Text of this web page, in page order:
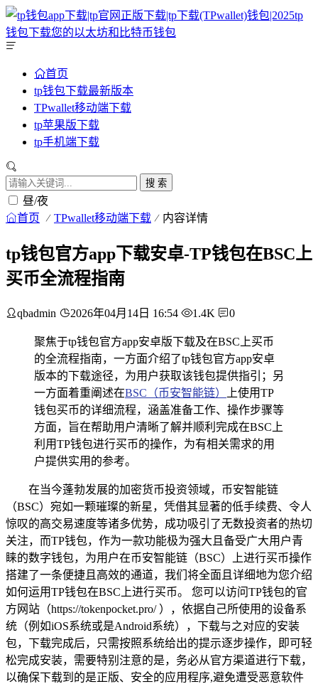
首页
tp钱包下载最新版本
TPwallet移动端下载
tp苹果版下载
tp手机端下载
搜 索
昼/夜
首页 TPwallet移动端下载 内容详情
tp钱包官方app下载安卓-TP钱包在BSC上
买币全流程指南
qbadmin 2026年04月14日 16:54 1.4K 0
聚焦于tp钱包官方app安卓版下载及在BSC上买币
的全流程指南，一方面介绍了tp钱包官方app安卓
版本的下载途径，为用户获取该钱包提供指引；另
一方面着重阐述在BSC（币安智能链）
上使用TP
钱包买币的详细流程，涵盖准备工作、操作步骤等
方面，旨在帮助用户清晰了解并顺利完成在BSC上
利用TP钱包进行买币的操作，为有相关需求的用
户提供实用的参考。
在当今蓬勃发展的加密货币投资领域，币安智能链
（BSC）宛如一颗璀璨的新星，凭借其显著的低手续费、令人
惊叹的高交易速度等诸多优势，成功吸引了无数投资者的热切
关注，而TP钱包，作为一款功能极为强大且备受广大用户青
睐的数字钱包，为用户在币安智能链（BSC）上进行买币操作
搭建了一条便捷且高效的通道，我们将全面且详细地为您介绍
如何运用TP钱包在BSC上进行买币。 您可以访问TP钱包的官
方网站（https://tokenpocket.pro/ ），依据自己所使用的设备系
统（例如iOS系统或是Android系统），下载与之对应的安装
包，下载完成后，只需按照系统给出的提示逐步操作，即可轻
松完成安装，需要特别注意的是，务必从官方渠道进行下载，
以确保下载到的是正版、安全的应用程序,避免遭受恶意软件